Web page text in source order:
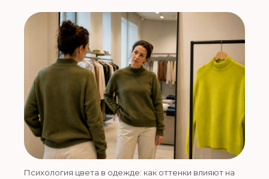
Психология цвета в одежде: как оттенки влияют на